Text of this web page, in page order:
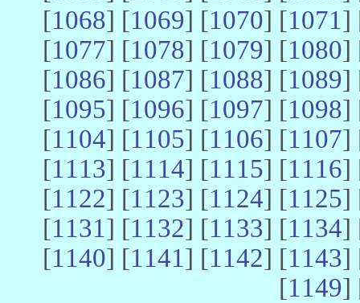
[1068] [1069] [1070] [1071]
[1077] [1078] [1079] [1080]
[1086] [1087] [1088] [1089]
[1095] [1096] [1097] [1098]
[1104] [1105] [1106] [1107]
[1113] [1114] [1115] [1116]
[1122] [1123] [1124] [1125]
[1131] [1132] [1133] [1134]
[1140] [1141] [1142] [1143]
[1149]